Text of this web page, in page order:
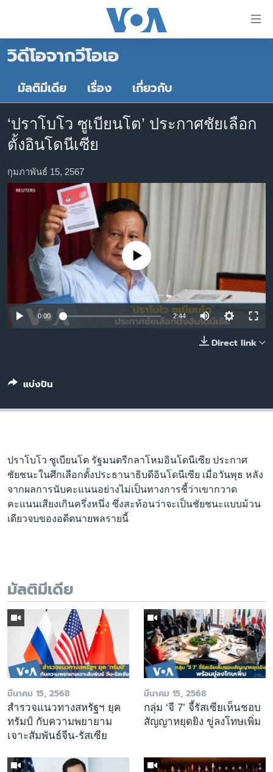
ต่อ
เนื้อหา
ข้าม
ไป
หลัก
ข้าม
หน้าหลัก
โลก
เอเชีย
สหรัฐฯ
ไทย
ธุรกิจ
วิทยาศาสตร์
สังคมและสุขภาพ
ไลฟ์สไตล์
ตรวจสอบข่าว
เรียนรู้ภาษาอังกฤษ
พอดคาสต์
วิดีโอจากวีโอเอ
มัลติมีเดีย เรื่อง เกี่ยวกับ
‘ปราโบโว ซูเบียนโต’ ประกาศชัยเลือก
ตั้งอินโดนีเซีย
กุมภาพันธ์ 15, 2567
No media source currently available
0:00 2:44
Direct link
แบ่งปัน
ปราโบโว ซูเบียนโต รัฐมนตรีกลาโหมอินโดนีเซีย ประกาศ
ชัยชนะในศึกเลือกตั้งประธานาธิบดีอินโดนีเซีย เมื่อวันพุธ หลัง
จากผลการนับคะแนนอย่างไม่เป็นทางการชี้ว่าเขากวาด
คะแนนเสียงเกินครึ่งหนึ่ง ซึ่งสะท้อนว่าจะเป็นชัยชนะแบบม้วน
เดียวจบของอดีตนายพลรายนี้
มัลติมีเดีย
มีนาคม 15, 2568
สำรวจแนวทางสหรัฐฯ ยุค
ทรัมป์ กับความพยายาม
เจาะสัมพันธ์จีน-รัสเซีย
มีนาคม 15, 2568
กลุ่ม ‘จี 7’ จี้รัสเซียเห็นชอบ
สัญญาหยุดยิง ขู่ลงโทษเพิ่ม